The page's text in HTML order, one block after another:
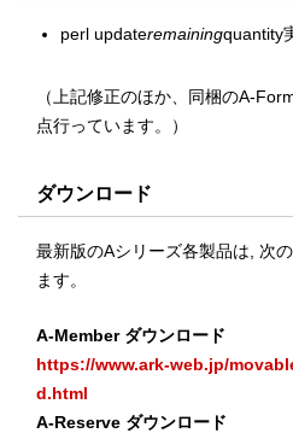
perl updateremainingquantity
（上記修正のほか、同梱のA-
点行っています。）
ダウンロード
最新版のAシリーズ各製品は, 次
ます。
A-Member ダウンロード
https://www.ark-web.jp/
d.html
A-Reserve ダウンロード